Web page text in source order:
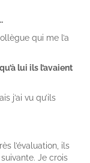
qui me l’a
lui ils l’avaient
j’ai vu qu’ils
l’évaluation, ils
Je crois